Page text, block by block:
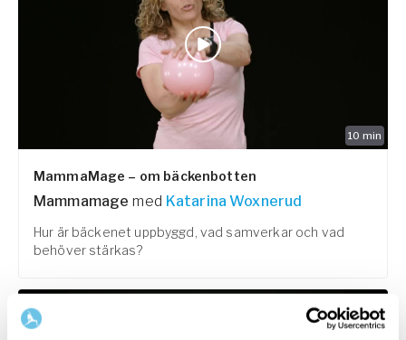
10 min
MammaMage – om bäckenbotten
Mammamage med Katarina Woxnerud
Hur är bäckenet uppbyggd, vad samverkar och vad
behöver stärkas?